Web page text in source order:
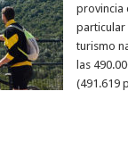
provincia
particular
turismo
las
(491.619